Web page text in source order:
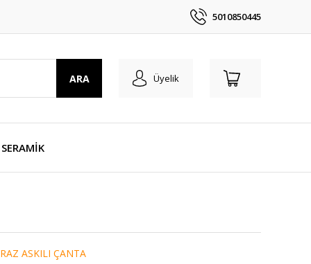
5010850445
ARA Üyelik
SERAMİK
ASKILI ÇANTA